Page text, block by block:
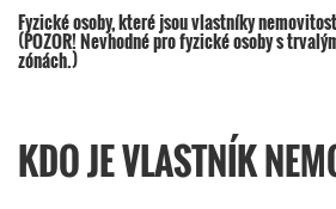
Fyzické osoby, které jsou vlastníky
(POZOR! Nevhodné pro fyzické osoby s
zónách.)
KDO JE VLASTNÍK